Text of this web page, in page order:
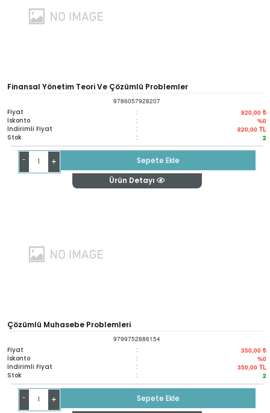
Finansal Yönetim Teori Ve Çözümlü Problemler
9786057928207
Fiyat : 820,00 ₺
İskonto : %0
İndirimli Fiyat : 820,00 TL
Stok : 2
- +
Sepete Ekle
Ürün Detayı
Çözümlü Muhasebe Problemleri
9799752886154
Fiyat : 350,00 ₺
İskonto : %0
İndirimli Fiyat : 350,00 TL
Stok : 2
- +
Sepete Ekle